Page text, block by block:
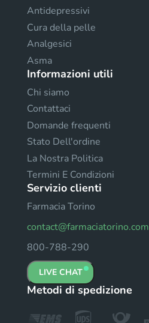
Antidepressivi
Cura della pelle
Analgesici
Asma
Informazioni utili
Chi siamo
Contattaci
Domande frequenti
Stato Dell'ordine
La Nostra Politica
Termini E Condizioni
Servizio clienti
Farmacia Torino
contact@farmaciatorino.com
800-788-290
LIVE CHAT
Metodi di spedizione